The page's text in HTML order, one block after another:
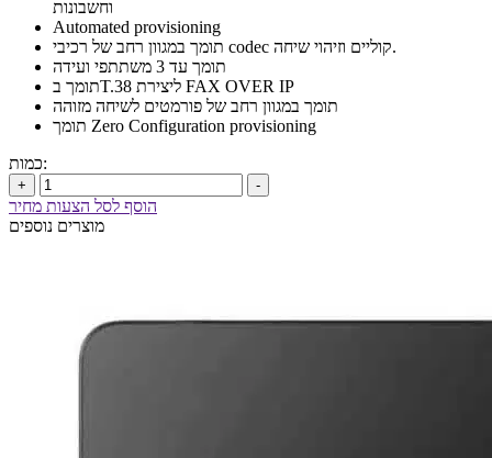
וחשבונות
Automated provisioning
תומך במגוון רחב של רכיבי codec קוליים וזיהוי שיחה.
תומך עד 3 משתתפי ועידה
תומך בT.38 ליצירת FAX OVER IP
תומך במגוון רחב של פורמטים לשיחה מזוהה
תומך Zero Configuration provisioning
כמות:
+ -
הוסף לסל הצעות מחיר
מוצרים נוספים